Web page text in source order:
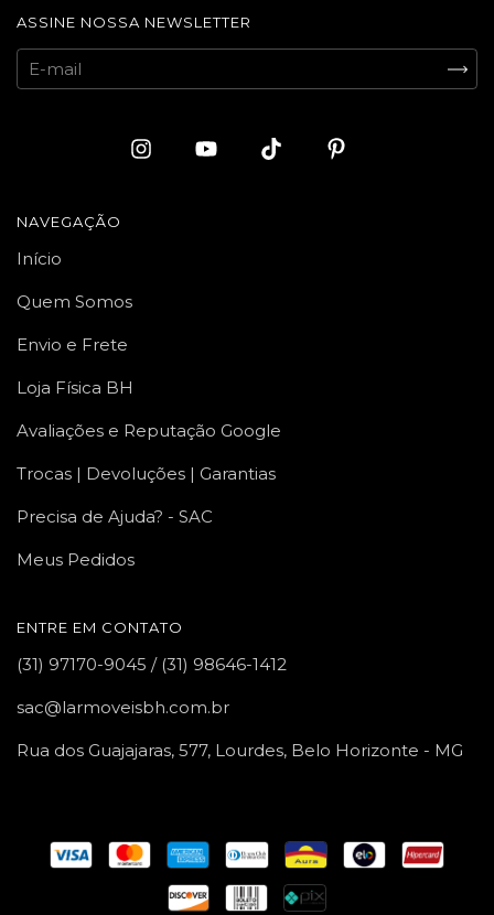
ASSINE NOSSA NEWSLETTER
NAVEGAÇÃO
Início
Quem Somos
Envio e Frete
Loja Física BH
Avaliações e Reputação Google
Trocas | Devoluções | Garantias
Precisa de Ajuda? - SAC
Meus Pedidos
ENTRE EM CONTATO
(31) 97170-9045 / (31) 98646-1412
sac@larmoveisbh.com.br
Rua dos Guajajaras, 577, Lourdes, Belo Horizonte - MG